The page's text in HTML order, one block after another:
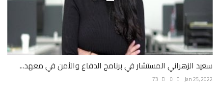
سعيد الزهراني المستشار في برنامج الدفاع والأمن في معهد...
Jan 25, 2022
0
73